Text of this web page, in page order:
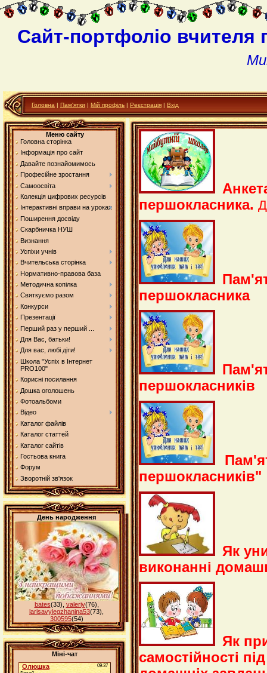
Сайт-портфоліо вчителя
Головна | Пам'ятки | Мій профіль | Реєстрація | Вхід
Меню сайту
Головна сторінка
Інформація про сайт
Давайте познайомимось
Професійне зростання
Самоосвіта
Колекція цифрових ресурсів
Інтерактивні вправи на уроках
Поширення досвіду
Скарбничка НУШ
Визнання
Успіхи учнів
Вчительська сторінка
Нормативно-правова база
Методична копілка
Святкуємо разом
Конкурси
Презентації
Перший раз у перший ...
Для Вас, батьки!
Для вас, любі діти!
Школа "Успіх в Інтернет
PRO100"
Корисні посилання
Дошка оголошень
Фотоальбоми
Відео
Каталог файлів
Каталог статтей
Каталог сайтів
Гостьова книга
Форум
Зворотній зв'язок
День народження
bates(33) valeriy(76)
larisavylegzhanina53(73)
300595(54)
Міні-чат
першокласника.
першокласника
першокласників
першокласників"
Як
виконанні
Як
самостійності